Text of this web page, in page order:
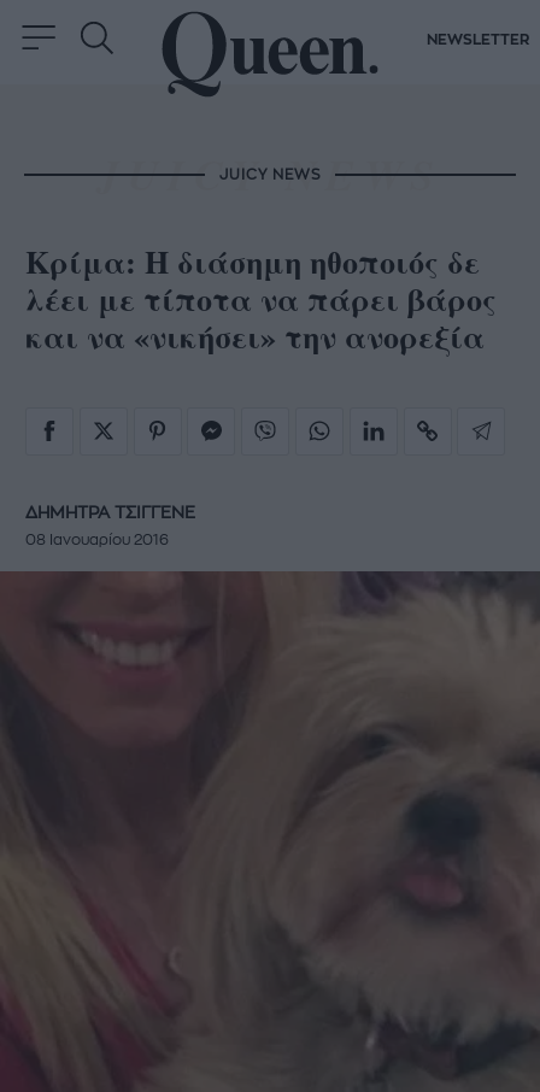
NEWSLETTER
JUICY NEWS
Κρίμα: Η διάσημη ηθοποιός δε
λέει με τίποτα να πάρει βάρος
και να «νικήσει» την ανορεξία
ΔΗΜΗΤΡΑ ΤΣΙΓΓΕΝΕ
08 Ιανουαρίου 2016